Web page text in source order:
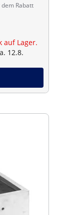
Rabatt
auf Lager.
12.8.